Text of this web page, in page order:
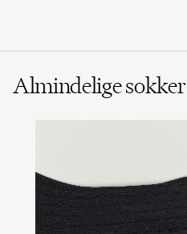
Almindelige sokker